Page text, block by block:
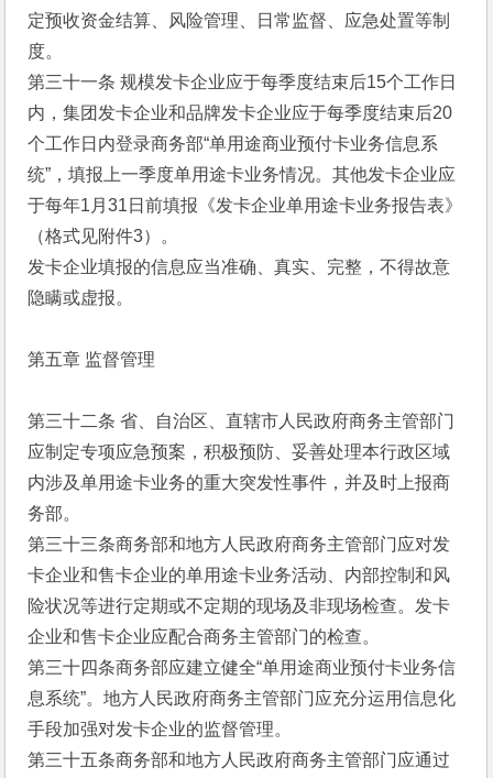
定预收资金结算、风险管理、日常监督、应急处置等制
度。
第三十一条 规模发卡企业应于每季度结束后15个工作日
内，集团发卡企业和品牌发卡企业应于每季度结束后20
个工作日内登录商务部“单用途商业预付卡业务信息系
统”，填报上一季度单用途卡业务情况。其他发卡企业应
于每年1月31日前填报《发卡企业单用途卡业务报告表》
（格式见附件3）。
发卡企业填报的信息应当准确、真实、完整，不得故意
隐瞒或虚报。
第五章 监督管理
第三十二条 省、自治区、直辖市人民政府商务主管部门
应制定专项应急预案，积极预防、妥善处理本行政区域
内涉及单用途卡业务的重大突发性事件，并及时上报商
务部。
第三十三条商务部和地方人民政府商务主管部门应对发
卡企业和售卡企业的单用途卡业务活动、内部控制和风
险状况等进行定期或不定期的现场及非现场检查。发卡
企业和售卡企业应配合商务主管部门的检查。
第三十四条商务部应建立健全“单用途商业预付卡业务信
息系统”。地方人民政府商务主管部门应充分运用信息化
手段加强对发卡企业的监督管理。
第三十五条商务部和地方人民政府商务主管部门应通过